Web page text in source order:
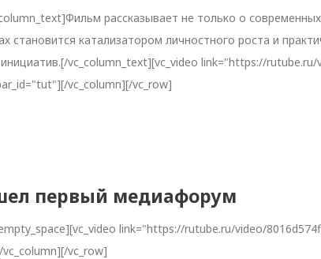
рассказывает не только о
становится катализатором личностного роста и
vc_column_text][vc_video link="https://
vc_column][/vc_row]
первый медиафорум
link="https://rutube.ru/video/
vc_row]